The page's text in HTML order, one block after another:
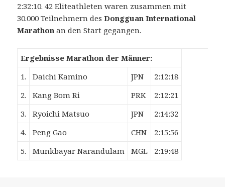
2:32:10. 42 Eliteathleten waren zusammen mit
30.000 Teilnehmern desDongguan International
Marathon an den Start gegangen.
Ergebnisse Marathon der Männer:
1.
Daichi Kamino JPN
2:12:18
2.
Kang Bom Ri PRK
2:12:21
3.
Ryoichi Matsuo JPN
2:14:32
4.
Peng Gao CHN
2:15:56
5.
Munkbayar Narandulam MGL 2:19:48